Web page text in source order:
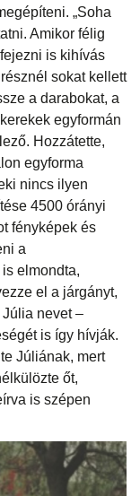
„Soha
Amikor félig
is kihívás
sokat kellett
a darabokat, a
egyformán
Hozzátette,
egyforma
nincs ilyen
4500 órányi
fényképek és
a
elmondta,
el a járgányt,
nevet –
is így hívják.
Júliának, mert
őt,
is szépen